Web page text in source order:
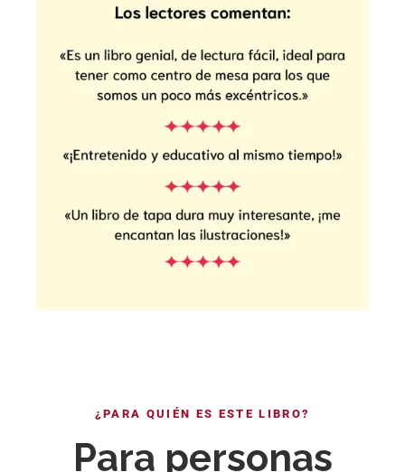
¿PARA QUIÉN ES ESTE LIBRO?
Para personas